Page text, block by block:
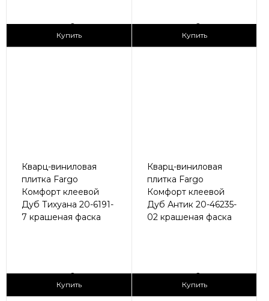
2
Купить
2
Купить
Кварц-виниловая
плитка Fargo
Комфорт клеевой
Дуб Тихуана 20-6191-
7 крашеная фаска
2
Купить
Кварц-виниловая
плитка Fargo
Комфорт клеевой
Дуб Антик 20-46235-
02 крашеная фаска
2
Купить